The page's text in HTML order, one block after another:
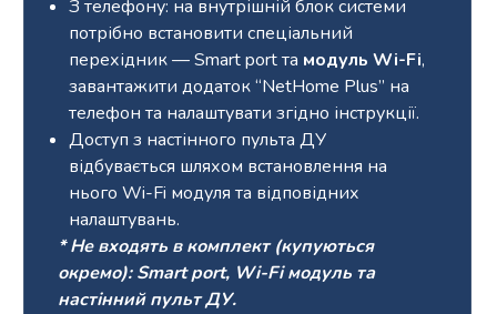
З телефону: на внутрішній блок системи
потрібно встановити спеціальний
перехідник — Smart port та модуль Wi-Fi,
завантажити додаток “NetHome Plus” на
телефон та налаштувати згідно інструкції.
Доступ з настінного пульта ДУ
відбувається шляхом встановлення на
нього Wi-Fi модуля та відповідних
налаштувань.
* Не входять в комплект (купуються
окремо): Smart port, Wi-Fi модуль та
настінний пульт ДУ.